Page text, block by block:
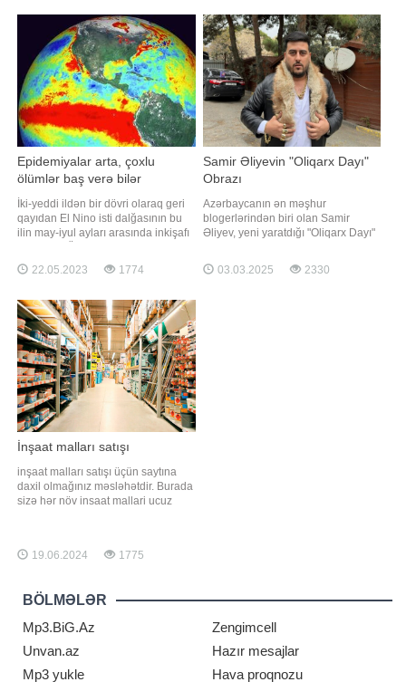
olacaq" – deyə o, "Facebook"
səhifəsində yazıb
düşüb. Nəticədə model podiumun
işıqlarını daşıyan dəmir
platformanın altında qalaraq
dünyasını dəyişib. Hadis
Epidemiyalar arta, çoxlu
ölümlər baş verə bilər
İki-yeddi ildən bir dövri olaraq geri
qayıdan El Nino isti dalğasının bu
ilin may-iyul ayları arasında inkişafı
Meteorologiya Təşkilatının bu
həftəki xəbərdarlığına əsasən xəbər
dəyişikliyi ilə birlikdə qlobal
temperaturu rekord səviyyələrə
çatdır
22.05.2023 1774
Samir Əliyevin "Oliqarx Dayı"
Obrazı
Azərbaycanın ən məşhur
blogerlərindən biri olan Samir
Əliyev, yeni yaratdığı "Oliqarx Dayı"
diqqətini cəlb edib. O, bu xarakteri o
qədər uğurla canlandırıb ki, insanlar
03.03.2025 2330
İnşaat malları satışı
inşaat malları satışı üçün saytına
daxil olmağınız məsləhətdir. Burada
sizə hər növ insaat mallari ucuz
malları qiymətləri və satışı üçün
19.06.2024 1775
BÖLMƏLƏR
Mp3.BiG.Az
Zengimcell
Unvan.az
Hazır mesajlar
Mp3 yukle
Hava proqnozu